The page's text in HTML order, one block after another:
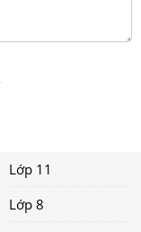
Lớp 11
Lớp 8